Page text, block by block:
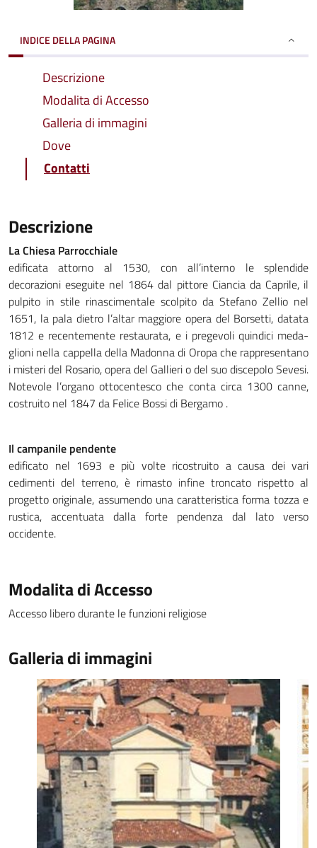
INDICE DELLA PAGINA
Descrizione
Modalita di Accesso
Galleria di immagini
Dove
Contatti
Descrizione
La Chiesa Parrocchiale
edificata attorno al 1530, con all’interno le splendide
decorazioni eseguite nel 1864 dal pittore Ciancia da Caprile, il
pulpito in stile rinascimentale scolpito da Stefano Zellio nel
1651, la pala dietro l’altar maggiore opera del Borsetti, datata
1812 e recen­­te­mente restau­rata, e i pregevoli quindici me­da­
glioni nella cappella della Madonna di Oropa che rappre­sen­tano
i misteri del Rosario, opera del Gallieri o del suo discepolo Sevesi.
No­te­vole l’or­gano ot­to­cen­tesco che conta circa 1300 canne,
costruito nel 1847 da Felice Bossi di Ber­gamo .
Il campanile pen­dente
edificato nel 1693 e più volte ricostruito a causa dei vari
cedimenti del terreno, è rimasto infine troncato rispetto al
progetto originale, assumendo una caratteristica forma tozza e
rustica, accentuata dalla forte pendenza dal lato verso
occidente.
Modalita di Accesso
Accesso libero durante le funzioni religiose
Galleria di immagini